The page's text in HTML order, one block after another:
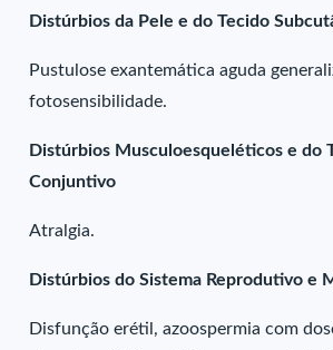
Distúrbios da Pele e do Tecido
Pustulose exantemática aguda
fotosensibilidade.
Distúrbios Musculoesqueléticos e do
Conjuntivo
Atralgia.
Distúrbios do Sistema Reprodutivo e
Disfunção erétil, azoospermia com